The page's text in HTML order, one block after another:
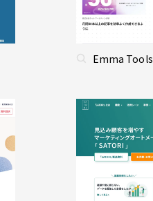
Emma Tools